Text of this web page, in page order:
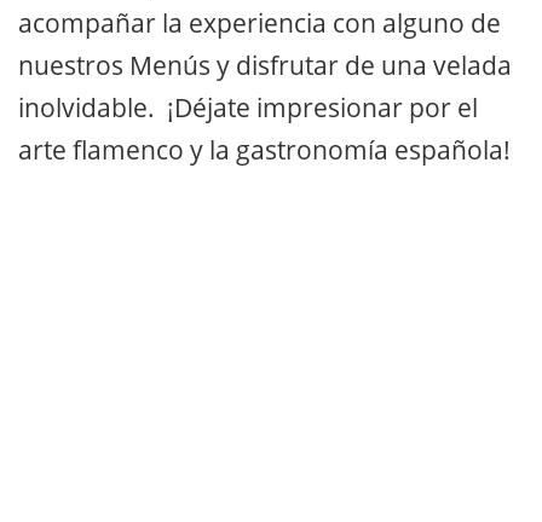
acompañar la experiencia con alguno de
nuestros Menús y disfrutar de una velada
inolvidable. ¡Déjate impresionar por el
arte flamenco y la gastronomía española!